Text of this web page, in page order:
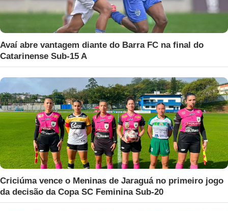
Avaí abre vantagem diante do Barra FC na final do
Catarinense Sub-15 A
Criciúma vence o Meninas de Jaraguá no primeiro jogo
da decisão da Copa SC Feminina Sub-20